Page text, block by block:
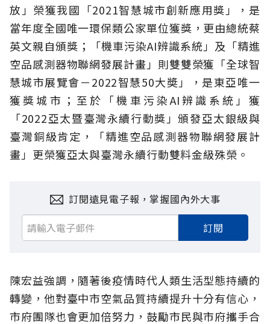
放」榮獲我國「2021智慧城市創新應用獎」，是
當年度全國唯一環保類公家單位獲獎，更由總統蔡
英文親自頒獎；「機車污染AI辨識系統」及「精進
空品感測器物聯網發展計畫」則雙雙榮獲「全球智
慧城市展覽會－2022智慧50大奬」，是東亞唯一
獲獎城市；至於「機車污染AI辨識系統」獲
「2022亞太暨臺灣永續行動獎」頒發亞太銀級與
臺灣銅級肯定，「精進空品感測器物聯網發展計
畫」更榮獲亞太與臺灣永續行動雙料金級殊榮。
訂閱遠見電子報，掌握國內外大事
訂閱
陳宏益強調，隨著後疫情時代人類生活型態持續的
轉變，他對臺中市空氣品質持續提升十分有信心，
市府團隊也會更加倍努力，鼓勵市民與市府攜手合